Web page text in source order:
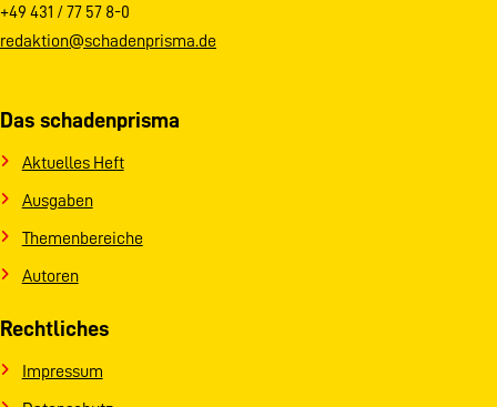
+49 431 / 77 57 8-0
redaktion@schadenprisma.de
Das schadenprisma
Aktuelles Heft
Ausgaben
Themenbereiche
Autoren
Rechtliches
Impressum